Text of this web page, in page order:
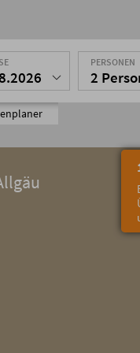
PERSONEN
2